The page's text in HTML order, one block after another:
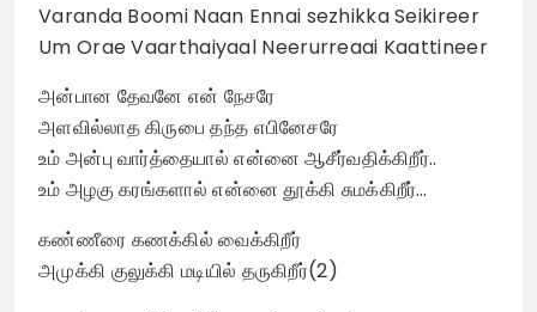
Varanda Boomi Naan Ennai sezhikka Seikireer
Um Orae Vaarthaiyaal Neerurreaai Kaattineer
அன்பான தேவனே என் நேசரே
அளவில்லாத கிருபை தந்த எபினேசரே
உம் அன்பு வார்த்தையால் என்னை ஆசீர்வதிக்கிறீர்..
உம் அழகு கரங்களால் என்னை தூக்கி சுமக்கிறீர்…
கண்ணீரை கணக்கில் வைக்கிறீர்
அமுக்கி குலுக்கி மடியில் தருகிறீர்(2)